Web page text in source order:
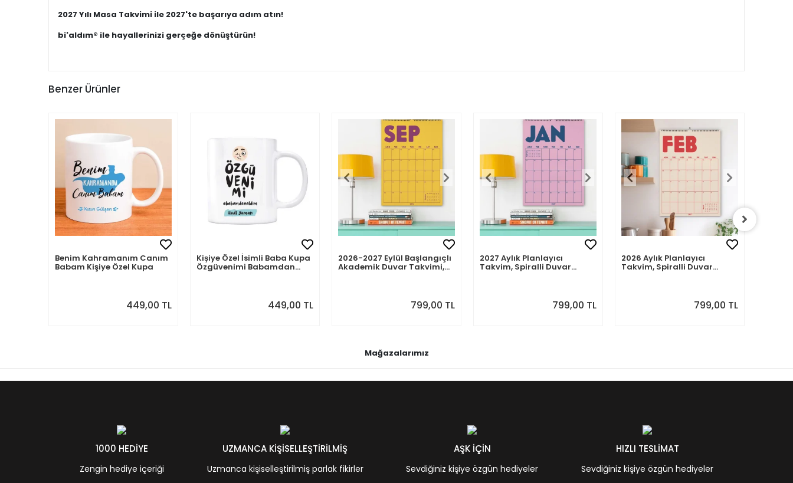
2027 Yılı Masa Takvimi ile 2027'te başarıya adım atın!
bi'aldım® ile hayallerinizi gerçeğe dönüştürün!
Benzer Ürünler
Benim Kahramanım Canım
Babam Kişiye Özel Kupa
449,00 TL
Kişiye Özel İsimli Baba Kupa
Özgüvenimi Babamdan
449,00 TL
2026-2027 Eylül Başlangıçlı
Akademik Duvar Takvimi,
799,00 TL
2027 Aylık Planlayıcı
Takvim, Spiralli Duvar
799,00 TL
2026 Aylık Planlayıcı
Takvim, Spiralli Duvar
799,00 TL
Mağazalarımız
1000 HEDİYE
Zengin hediye içeriği
UZMANCA KİŞİSELLEŞTİRİLMİŞ
Uzmanca kişiselleştirilmiş parlak fikirler
AŞK İÇİN
Sevdiğiniz kişiye özgün hediyeler
HIZLI TESLİMAT
Sevdiğiniz kişiye özgün hediyeler